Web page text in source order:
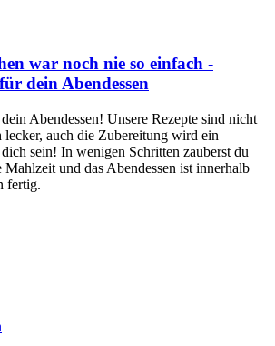
war noch nie so einfach -
dein Abendessen
Abendessen! Unsere Rezepte sind nicht
auch die Zubereitung wird ein
sein! In wenigen Schritten zauberst du
und das Abendessen ist innerhalb
fertig.